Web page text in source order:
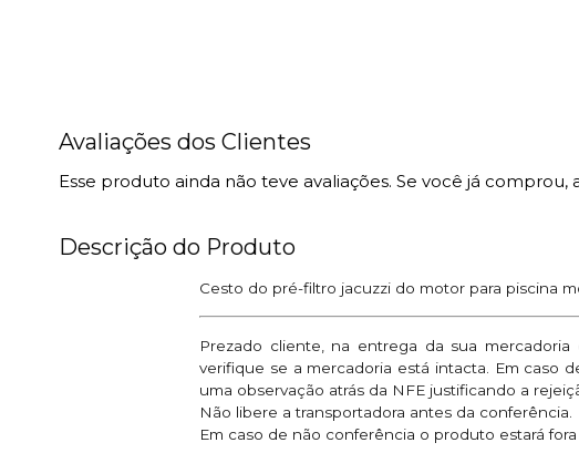
Avaliações dos Clientes
Esse produto ainda não teve avaliações. Se você já comprou,
Descrição do Produto
Cesto do pré-filtro jacuzzi do motor para piscina
Prezado cliente, na entrega da sua
verifique se a mercadoria está intacta. Em caso
uma observação atrás da NFE justificando a
Não libere a transportadora antes da conferência.
Em caso de não conferência o produto estará